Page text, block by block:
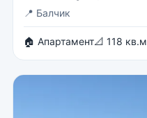
📍 Балчик
🏠 Апартамент📐 118 кв.м